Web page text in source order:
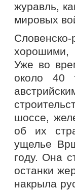
журавль,
мировых
хорошими,
Уже во
около 40
шоссе,
об их
ущелье
году. Она
останки
накрыла